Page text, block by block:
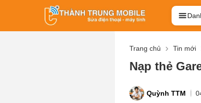
Trang chủ Tin mới
Nạp thẻ
Quỳnh TTM